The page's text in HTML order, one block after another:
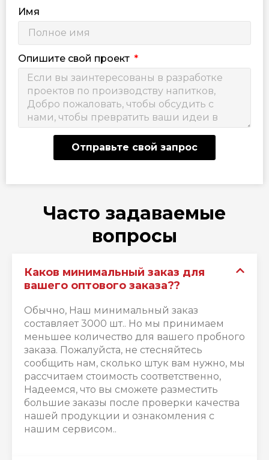
Имя
Опишите свой проект
Отправьте свой запрос
Часто задаваемые
вопросы
Каков минимальный заказ для
вашего оптового заказа??
Обычно, Наш минимальный заказ
составляет 3000 шт.. Но мы принимаем
меньшее количество для вашего пробного
заказа. Пожалуйста, не стесняйтесь
сообщить нам, сколько штук вам нужно, мы
рассчитаем стоимость соответственно,
Надеемся, что вы сможете разместить
большие заказы после проверки качества
нашей продукции и ознакомления с
нашим сервисом..